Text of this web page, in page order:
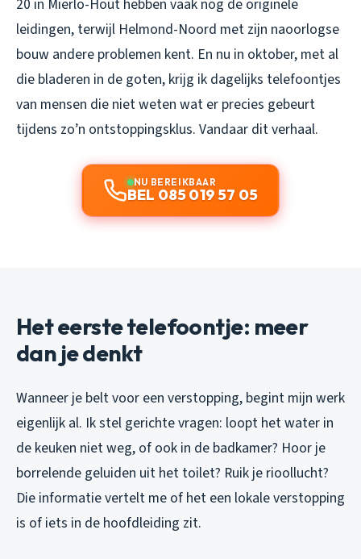
20 in Mierlo-Hout hebben vaak nog de originele
leidingen, terwijl Helmond-Noord met zijn naoorlogse
bouw andere problemen kent. En nu in oktober, met al
die bladeren in de goten, krijg ik dagelijks telefoontjes
van mensen die niet weten wat er precies gebeurt
tijdens zo’n ontstoppingsklus. Vandaar dit verhaal.
NU BEREIKBAAR
BEL 085 019 57 05
Het eerste telefoontje: meer
dan je denkt
Wanneer je belt voor een verstopping, begint mijn werk
eigenlijk al. Ik stel gerichte vragen: loopt het water in
de keuken niet weg, of ook in de badkamer? Hoor je
borrelende geluiden uit het toilet? Ruik je rioollucht?
Die informatie vertelt me of het een lokale verstopping
is of iets in de hoofdleiding zit.